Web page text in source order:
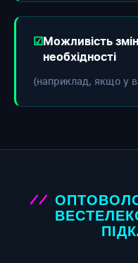
Можливість
необхідності
(наприклад, якщо у